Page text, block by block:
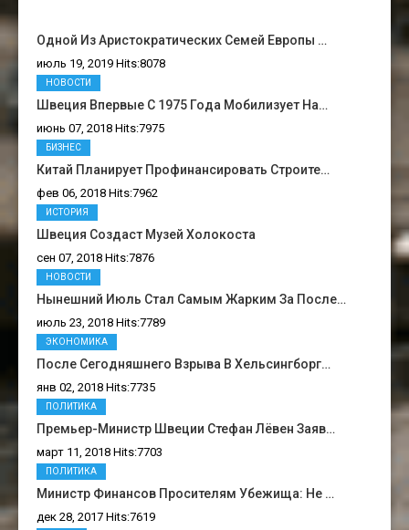
Одной Из Аристократических Семей Европы …
июль 19, 2019 Hits:8078
Швеция Впервые С 1975 Года Мобилизует На…
июнь 07, 2018 Hits:7975
НОВОСТИ
Китай Планирует Профинансировать Строите…
фев 06, 2018 Hits:7962
БИЗНЕС
Швеция Создаст Музей Холокоста
сен 07, 2018 Hits:7876
ИСТОРИЯ
Нынешний Июль Стал Самым Жарким За После…
июль 23, 2018 Hits:7789
НОВОСТИ
После Сегодняшнего Взрыва В Хельсингборг…
янв 02, 2018 Hits:7735
ЭКОНОМИКА
Премьер-Министр Швеции Стефан Лёвен Заяв…
март 11, 2018 Hits:7703
ПОЛИТИКА
Министр Финансов Просителям Убежища: Не …
дек 28, 2017 Hits:7619
ПОЛИТИКА